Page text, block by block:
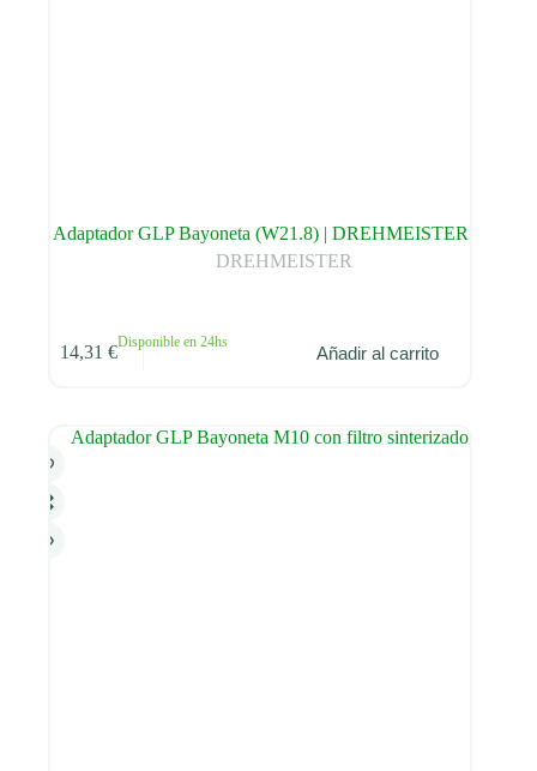
Adaptador GLP Bayoneta (W21.8) | DREHMEISTER
DREHMEISTER
14,31 €
Disponible en 24hs
Añadir al carrito